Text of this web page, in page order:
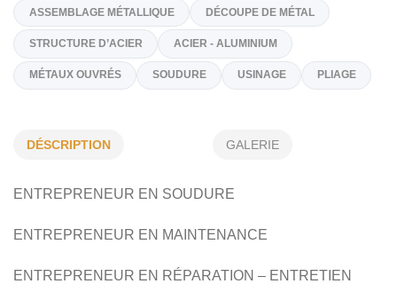
(450) 431-0046
Sur Demande
info@soudurenormand.com
STRUCTURE D’ACIER ACIER - ALUMINIUM
MÉTAUX OUVRÉS SOUDURE USINAGE
DÉSCRIPTION GALERIE
ENTREPRENEUR EN SOUDURE
ENTREPRENEUR EN MAINTENANCE
ENTREPRENEUR EN RÉPARATION – ENTRETIEN